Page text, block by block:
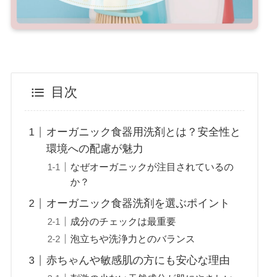
目次
オーガニック食器用洗剤とは？安全性と
環境への配慮が魅力
なぜオーガニックが注目されているの
か？
オーガニック食器洗剤を選ぶポイント
成分のチェックは最重要
泡立ちや洗浄力とのバランス
赤ちゃんや敏感肌の方にも安心な理由